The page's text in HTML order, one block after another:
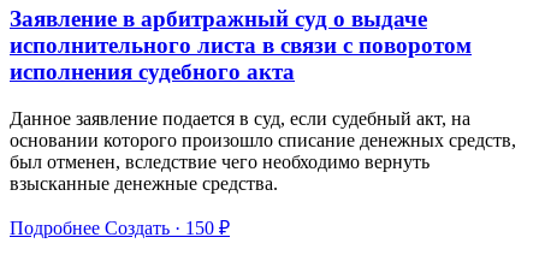
Заявление в арбитражный суд о выдаче
исполнительного листа в связи с поворотом
исполнения судебного акта
Данное заявление подается в суд, если судебный акт, на
основании которого произошло списание денежных средств,
был отменен, вследствие чего необходимо вернуть
взысканные денежные средства.
Подробнее Создать · 150 ₽